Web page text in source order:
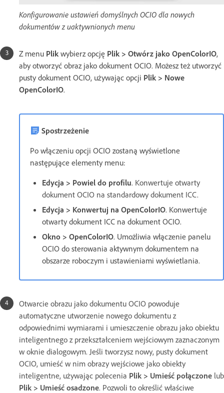
Konfigurowanie ustawień domyślnych OCIO dla nowych
dokumentów z uaktywnionych menu
Z menu Plik wybierz opcję Plik > Otwórz jako OpenColorIO,
aby otworzyć obraz jako dokument OCIO. Możesz też utworzyć
pusty dokument OCIO, używając opcji Plik > Nowe
OpenColorIO.
Spostrzeżenie
Po włączeniu opcji OCIO zostaną wyświetlone
następujące elementy menu:
Edycja > Powiel do profilu. Konwertuje otwarty
dokument OCIO na standardowy dokument ICC.
Edycja > Konwertuj na OpenColorIO. Konwertuje
otwarty dokument ICC na dokument OCIO.
Okno > OpenColorIO. Umożliwia włączenie panelu
OCIO do sterowania aktywnym dokumentem na
obszarze roboczym i ustawieniami wyświetlania.
Otwarcie obrazu jako dokumentu OCIO powoduje
automatyczne utworzenie nowego dokumentu z
odpowiednimi wymiarami i umieszczenie obrazu jako obiektu
inteligentnego z przekształceniem wejściowym zaznaczonym
w oknie dialogowym. Jeśli tworzysz nowy, pusty dokument
OCIO, umieść w nim obrazy wejściowe jako obiekty
inteligentne, używając polecenia Plik > Umieść połączone lub
Plik > Umieść osadzone. Pozwoli to określić właściwe